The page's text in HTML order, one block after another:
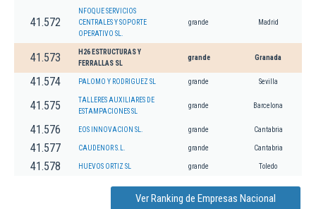
41.572
NFOQUE SERVICIOS
CENTRALES Y SOPORTE
OPERATIVO SL.
grande Madrid
41.573
H26 ESTRUCTURAS Y
FERRALLAS SL
grande Granada
41.574 PALOMO Y RODRIGUEZ SL grande Sevilla
41.575
TALLERES AUXILIARES DE
ESTAMPACIONES SL
grande Barcelona
41.576 EOS INNOVACION SL. grande Cantabria
41.577 CAUDENOR S.L. grande Cantabria
41.578 HUEVOS ORTIZ SL grande Toledo
Ver Ranking de Empresas Nacional